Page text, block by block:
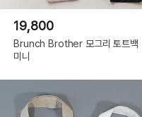
19,800
Brunch Brother 모그리 토트백
미니